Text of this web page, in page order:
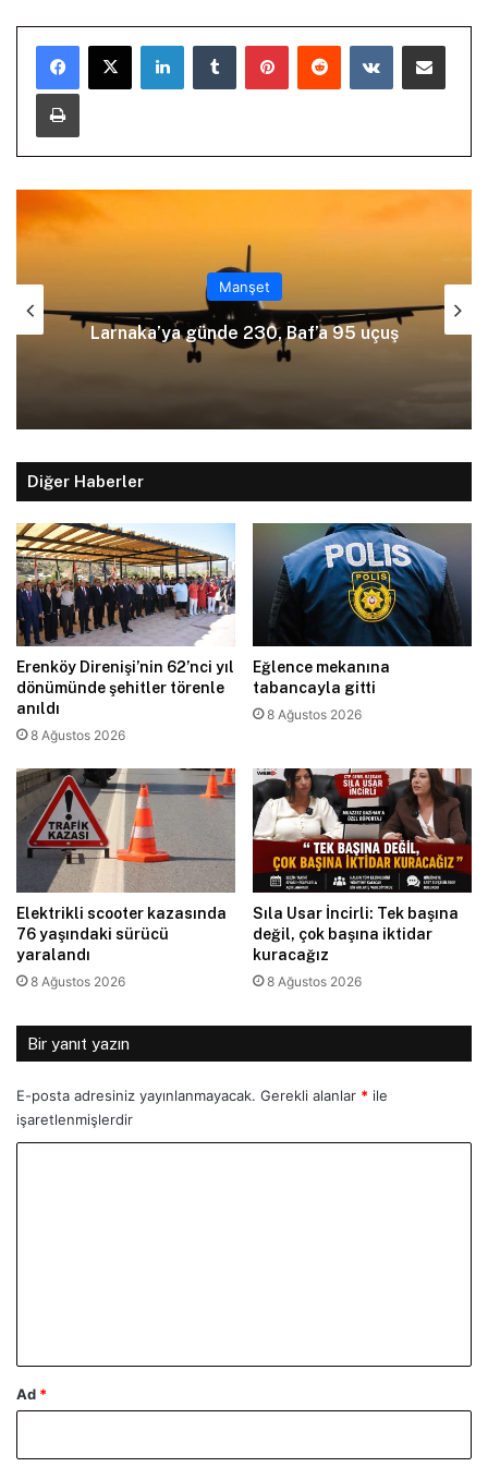
LinkedInTumblr PinterestReddit VKontakteE-Posta ile paylaş
Yazdır
Manşet
Ölümlü kazayı üstlenmek için polise
yalan beyanda bulundu
Diğer Haberler
Erenköy Direnişi’nin 62’nci yıl
dönümünde şehitler törenle
anıldı
8 Ağustos 2026
Eğlence mekanına
tabancayla gitti
8 Ağustos 2026
Elektrikli scooter kazasında
76 yaşındaki sürücü
yaralandı
8 Ağustos 2026
Sıla Usar İncirli: Tek başına
değil, çok başına iktidar
kuracağız
8 Ağustos 2026
Bir yanıt yazın
E-posta adresiniz yayınlanmayacak. Gerekli alanlar * ile
işaretlenmişlerdir
Ad *